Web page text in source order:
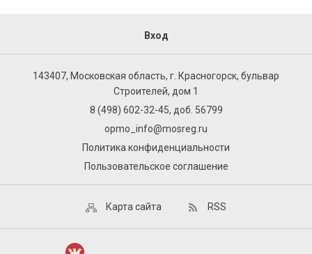
Вход
143407, Московская область, г. Красногорск, бульвар
Строителей, дом 1
8 (498) 602-32-45, доб. 56799
opmo_info@mosreg.ru
Политика конфиденциальности
Пользовательское соглашение
Карта сайта RSS